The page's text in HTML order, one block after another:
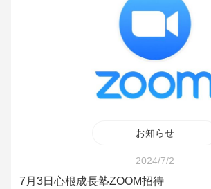
お知らせ
2024/7/2
7月3日心根成長塾ZOOM招待